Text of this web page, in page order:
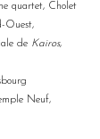
quartet, Cholet
Ouest,
de Kairos,
Neuf,